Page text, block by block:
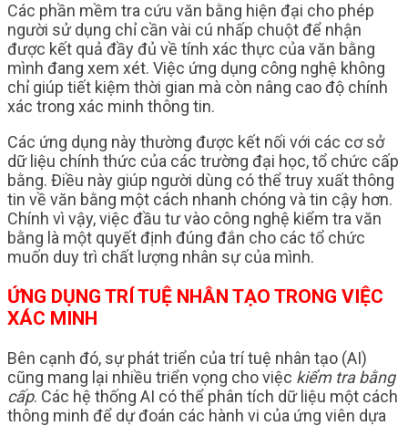
Các phần mềm tra cứu văn bằng hiện đại cho phép
người sử dụng chỉ cần vài cú nhấp chuột để nhận
được kết quả đầy đủ về tính xác thực của văn bằng
mình đang xem xét. Việc ứng dụng công nghệ không
chỉ giúp tiết kiệm thời gian mà còn nâng cao độ chính
xác trong xác minh thông tin.
Các ứng dụng này thường được kết nối với các cơ sở
dữ liệu chính thức của các trường đại học, tổ chức cấp
bằng. Điều này giúp người dùng có thể truy xuất thông
tin về văn bằng một cách nhanh chóng và tin cậy hơn.
Chính vì vậy, việc đầu tư vào công nghệ kiểm tra văn
bằng là một quyết định đúng đắn cho các tổ chức
muốn duy trì chất lượng nhân sự của mình.
ỨNG DỤNG TRÍ TUỆ NHÂN TẠO TRONG VIỆC
XÁC MINH
Bên cạnh đó, sự phát triển của trí tuệ nhân tạo (AI)
cũng mang lại nhiều triển vọng cho việc kiểm tra bằng
cấp. Các hệ thống AI có thể phân tích dữ liệu một cách
thông minh để dự đoán các hành vi của ứng viên dựa